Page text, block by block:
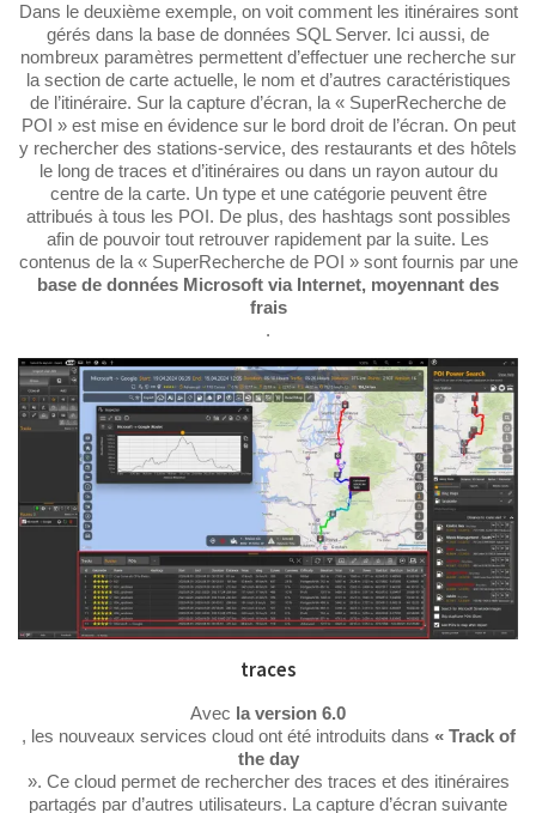
Dans le deuxième exemple, on voit comment les itinéraires sont
gérés dans la base de données SQL Server. Ici aussi, de
nombreux paramètres permettent d’effectuer une recherche sur
la section de carte actuelle, le nom et d’autres caractéristiques
de l’itinéraire. Sur la capture d’écran, la « SuperRecherche de
POI » est mise en évidence sur le bord droit de l’écran. On peut
y rechercher des stations-service, des restaurants et des hôtels
le long de traces et d’itinéraires ou dans un rayon autour du
centre de la carte. Un type et une catégorie peuvent être
attribués à tous les POI. De plus, des hashtags sont possibles
afin de pouvoir tout retrouver rapidement par la suite. Les
contenus de la « SuperRecherche de POI » sont fournis par une
base de données Microsoft via Internet, moyennant des
frais
.
traces
Avec la version 6.0
, les nouveaux services cloud ont été introduits dans « Track of
the day
». Ce cloud permet de rechercher des traces et des itinéraires
partagés par d’autres utilisateurs. La capture d’écran suivante